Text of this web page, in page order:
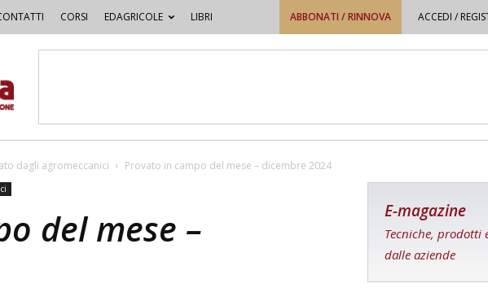
CORSI EDAGRICOLE LIBRI ABBONATI / RINNOVA ACCEDI /
dagli agromeccanici Provato in campo del mese – dicembre 2024
del mese –
E-magazine
Tecniche, prodotti
dalle aziende